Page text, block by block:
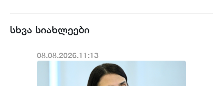
სხვა სიახლეები
08.08.2026.11:13